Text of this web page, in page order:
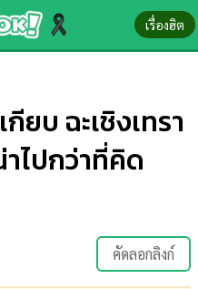
เรื่องฮิต
ยบ ฉะเชิงเทรา
าไปกว่าที่คิด
คัดลอกลิงก์